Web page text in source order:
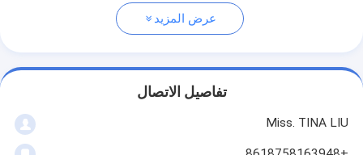
عرض المزيد
تفاصيل الاتصال
Miss. TINA LIU